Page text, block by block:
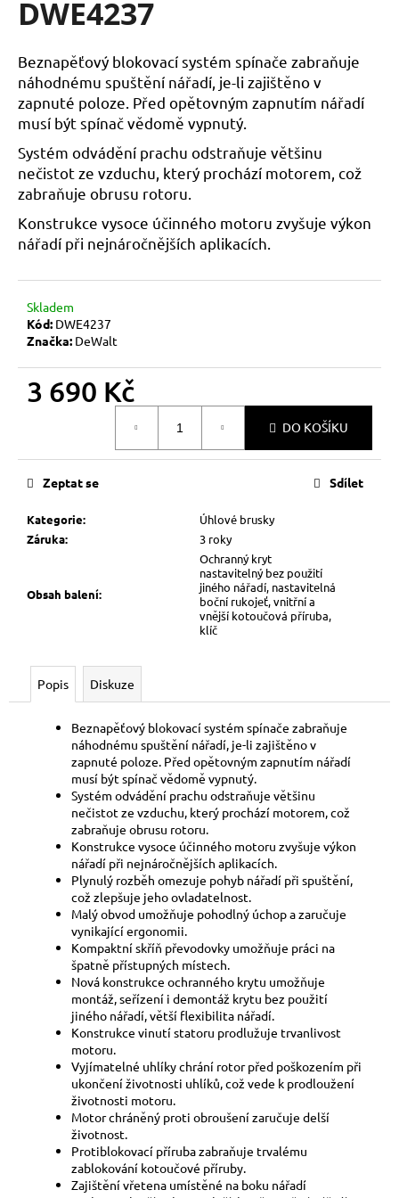
DWE4237
Beznapěťový blokovací systém spínače zabraňuje
náhodnému spuštění nářadí, je-li zajištěno v
zapnuté poloze. Před opětovným zapnutím nářadí
musí být spínač vědomě vypnutý.
Systém odvádění prachu odstraňuje většinu
nečistot ze vzduchu, který prochází motorem, což
zabraňuje obrusu rotoru.
Konstrukce vysoce účinného motoru zvyšuje výkon
nářadí při nejnáročnějších aplikacích.
Skladem
Kód: DWE4237
Značka: DeWalt
3 690 Kč
DO KOŠÍKU
Kategorie:
Úhlové brusky
Záruka: 3 roky
Obsah balení:
Ochranný kryt
nastavitelný bez použití
jiného nářadí, nastavitelná
boční rukojeť, vnitřní a
vnější kotoučová příruba,
klíč
Zeptat se Sdílet
Popis Diskuze
Beznapěťový blokovací systém spínače zabraňuje
náhodnému spuštění nářadí, je-li zajištěno v
zapnuté poloze. Před opětovným zapnutím nářadí
musí být spínač vědomě vypnutý.
Systém odvádění prachu odstraňuje většinu
nečistot ze vzduchu, který prochází motorem, což
zabraňuje obrusu rotoru.
Konstrukce vysoce účinného motoru zvyšuje výkon
nářadí při nejnáročnějších aplikacích.
Plynulý rozběh omezuje pohyb nářadí při spuštění,
což zlepšuje jeho ovladatelnost.
Malý obvod umožňuje pohodlný úchop a zaručuje
vynikající ergonomii.
Kompaktní skříň převodovky umožňuje práci na
špatně přístupných místech.
Nová konstrukce ochranného krytu umožňuje
montáž, seřízení i demontáž krytu bez použití
jiného nářadí, větší flexibilita nářadí.
Konstrukce vinutí statoru prodlužuje trvanlivost
motoru.
Vyjímatelné uhlíky chrání rotor před poškozením při
ukončení životnosti uhlíků, což vede k prodloužení
životnosti motoru.
Motor chráněný proti obroušení zaručuje delší
životnost.
Protiblokovací příruba zabraňuje trvalému
zablokování kotoučové příruby.
Zajištění vřetena umístěné na boku nářadí
a
í
t
?
D
o
p
o
r
u
e
m